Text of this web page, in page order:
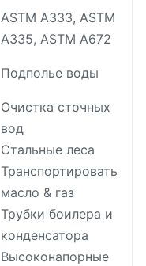
ASTM A333, ASTM
A335, ASTM A672
Подполье воды
Очистка сточных
вод
Стальные леса
Транспортировать
масло & газ
Трубки боилера и
конденсатора
Высоконапорные